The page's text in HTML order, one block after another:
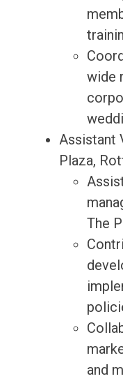
wide
Assistant
Plaza,
The
and